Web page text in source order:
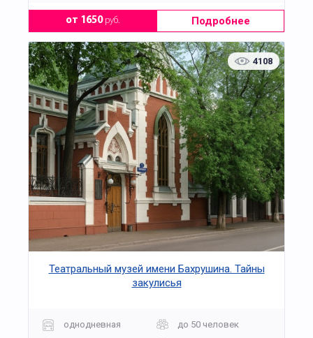
от 1650руб. Подробнее
4108
Театральный музей имени Бахрушина. Тайны
закулисья
однодневная
до 50 человек